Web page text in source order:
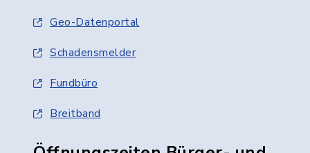
Geo-Datenportal
Schadensmelder
Fundbüro
Breitband